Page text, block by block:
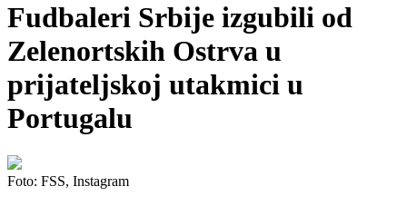
Fudbaleri Srbije izgubili od
Zelenortskih Ostrva u
prijateljskoj utakmici u
Portugalu
Foto: FSS, Instagram